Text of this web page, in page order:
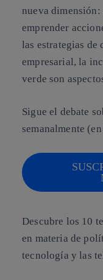
nueva
emprender
las estrategias
empresarial, la
verde son
Sigue el debate
semanalmente
Descubre los 10
en materia de
tecnología y las